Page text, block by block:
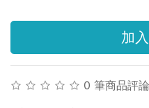
加
0 筆商品評論